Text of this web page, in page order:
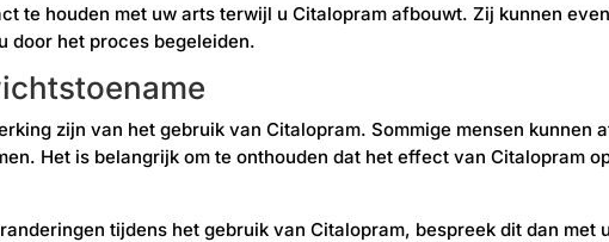
te houden met uw arts terwijl u Citalopram afbouwt. Zij kunnen
door het proces begeleiden.
zijn van het gebruik van Citalopram. Sommige mensen kunnen
Het is belangrijk om te onthouden dat het effect van Citalopram
tijdens het gebruik van Citalopram, bespreek dit dan met